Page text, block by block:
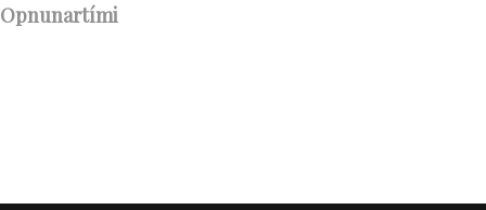
Opnunartími